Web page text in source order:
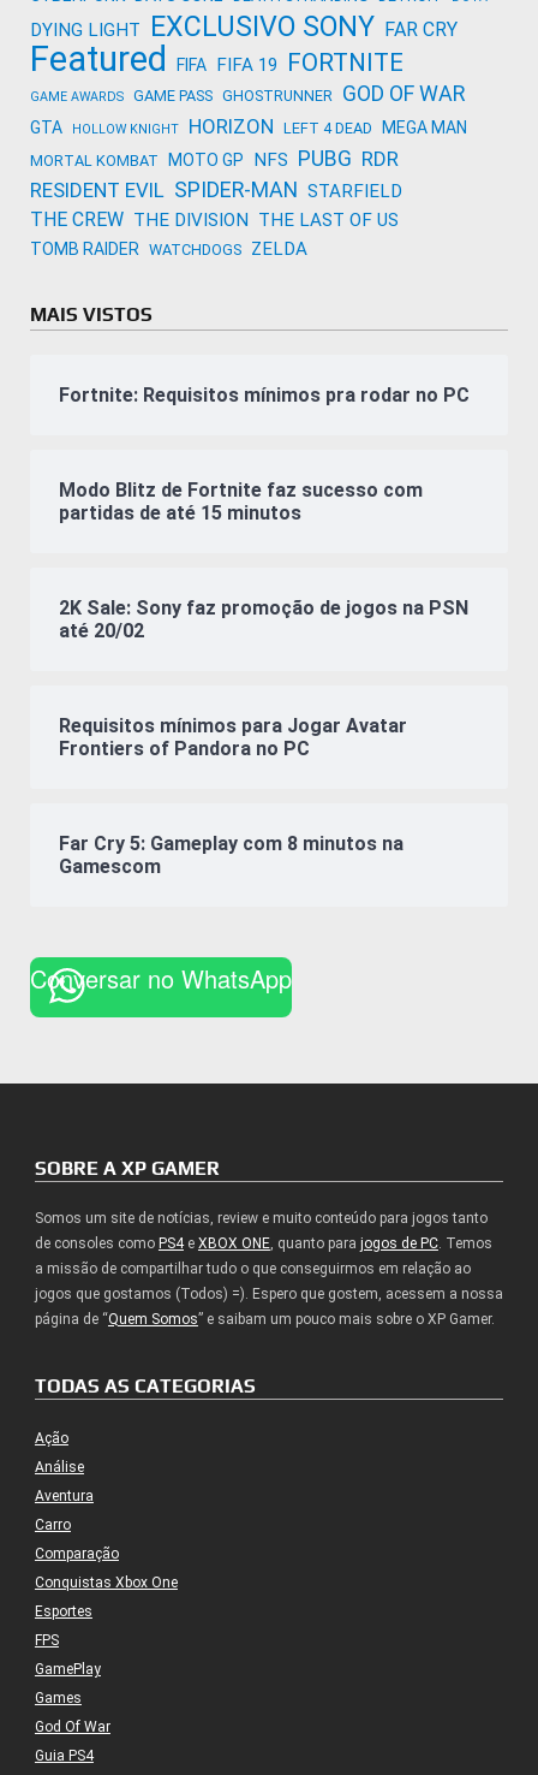
DYING LIGHT EXCLUSIVO SONY FAR CRY
Featured FIFA FIFA 19 FORTNITE
GAME AWARDS GAME PASS GHOSTRUNNER GOD OF WAR
GTA HOLLOW KNIGHT HORIZON LEFT 4 DEAD MEGA MAN
MORTAL KOMBAT MOTO GP NFS PUBG RDR
RESIDENT EVIL SPIDER-MAN STARFIELD
THE CREW THE DIVISION THE LAST OF US
TOMB RAIDER WATCHDOGS ZELDA
MAIS VISTOS
Fortnite: Requisitos mínimos pra rodar no PC
Modo Blitz de Fortnite faz sucesso com
partidas de até 15 minutos
2K Sale: Sony faz promoção de jogos na PSN
até 20/02
Requisitos mínimos para Jogar Avatar
Frontiers of Pandora no PC
Far Cry 5: Gameplay com 8 minutos na
Gamescom
Conversar no WhatsApp
SOBRE A XP GAMER
Somos um site de notícias, review e muito conteúdo para jogos tanto
de consoles como PS4e XBOX ONE, quanto para jogos de PC. Temos
a missão de compartilhar tudo o que conseguirmos em relação ao
jogos que gostamos (Todos) =). Espero que gostem, acessem a nossa
página de “Quem Somos” e saibam um pouco mais sobre o XP Gamer.
TODAS AS CATEGORIAS
Ação
Análise
Aventura
Carro
Comparação
Conquistas Xbox One
Esportes
FPS
GamePlay
Games
God Of War
Guia PS4